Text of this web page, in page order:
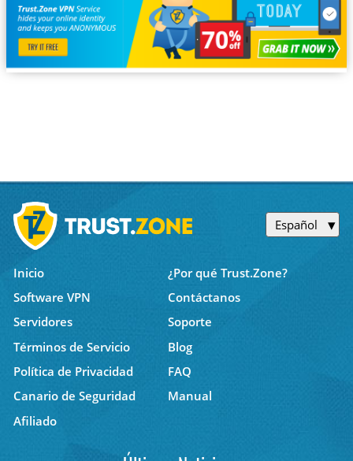
Español
Inicio
¿Por qué Trust.Zone?
Software VPN
Contáctanos
Servidores
Soporte
Términos de Servicio
Blog
Política de Privacidad
FAQ
Canario de Seguridad
Manual
Afiliado